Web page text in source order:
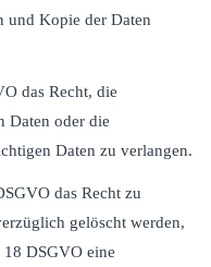
und Kopie der Daten
das Recht, die
Daten oder die
Daten zu verlangen.
das Recht zu
gelöscht werden,
DSGVO eine